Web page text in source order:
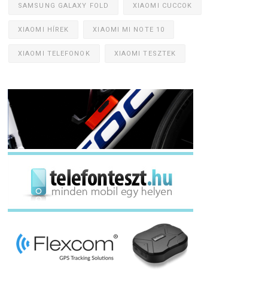
SAMSUNG GALAXY FOLD XIAOMI CUCCOK
XIAOMI HÍREK XIAOMI MI NOTE 10
XIAOMI TELEFONOK XIAOMI TESZTEK